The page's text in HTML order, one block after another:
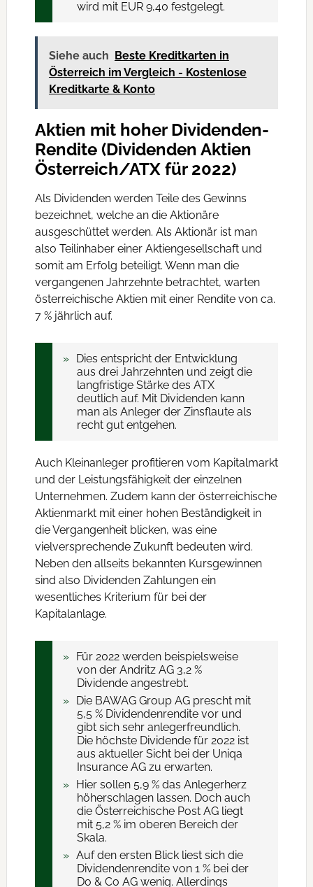
wird mit EUR 9,40 festgelegt.
Siehe auch Beste Kreditkarten in
Österreich im Vergleich - Kostenlose
Kreditkarte & Konto
Aktien mit hoher Dividenden-
Rendite (Dividenden Aktien
Österreich/ATX für 2022)
Als Dividenden werden Teile des Gewinns
bezeichnet, welche an die Aktionäre
ausgeschüttet werden. Als Aktionär ist man
also Teilinhaber einer Aktiengesellschaft und
somit am Erfolg beteiligt. Wenn man die
vergangenen Jahrzehnte betrachtet, warten
österreichische Aktien mit einer Rendite von ca.
7 % jährlich auf.
Dies entspricht der Entwicklung
aus drei Jahrzehnten und zeigt die
langfristige Stärke des ATX
deutlich auf. Mit Dividenden kann
man als Anleger der Zinsflaute als
recht gut entgehen.
Auch Kleinanleger profitieren vom Kapitalmarkt
und der Leistungsfähigkeit der einzelnen
Unternehmen. Zudem kann der österreichische
Aktienmarkt mit einer hohen Beständigkeit in
die Vergangenheit blicken, was eine
vielversprechende Zukunft bedeuten wird.
Neben den allseits bekannten Kursgewinnen
sind also Dividenden Zahlungen ein
wesentliches Kriterium für bei der
Kapitalanlage.
Für 2022 werden beispielsweise
von der Andritz AG 3,2 %
Dividende angestrebt.
Die BAWAG Group AG prescht mit
5,5 % Dividendenrendite vor und
gibt sich sehr anlegerfreundlich.
Die höchste Dividende für 2022 ist
aus aktueller Sicht bei der Uniqa
Insurance AG zu erwarten.
Hier sollen 5,9 % das Anlegerherz
höherschlagen lassen. Doch auch
die Österreichische Post AG liegt
mit 5,2 % im oberen Bereich der
Skala.
Auf den ersten Blick liest sich die
Dividendenrendite von 1 % bei der
Do & Co AG wenig. Allerdings